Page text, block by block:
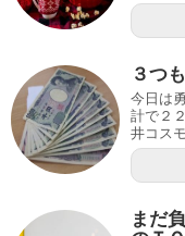
３つ
今日は
計で２
井コス
まだ